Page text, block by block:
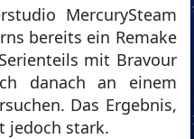
MercurySteam
bereits ein Remake
mit Bravour
danach an einem
Das Ergebnis,
jedoch stark.